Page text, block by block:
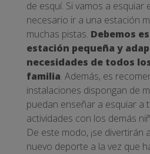
de esquí. Si vamos a esquiar
necesario ir a una estación
muchas pistas. Debemos
estación pequeña y
necesidades de todos
familia. Además, es
instalaciones dispongan de
puedan enseñar a esquiar a
actividades con los demás
De este modo, ¡se divertirán
nuevo deporte a la vez que